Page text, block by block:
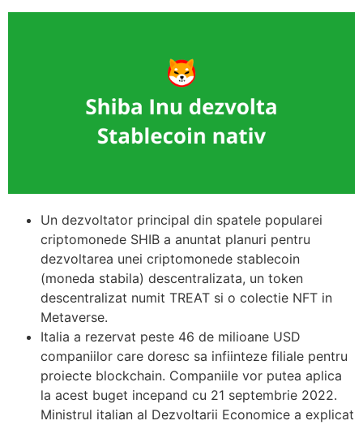
Un dezvoltator principal din spatele popularei
criptomonede SHIB a anuntat planuri pentru
dezvoltarea unei criptomonede stablecoin
(moneda stabila) descentralizata, un token
descentralizat numit TREAT si o colectie NFT in
Metaverse.
Italia a rezervat peste 46 de milioane USD
companiilor care doresc sa infiinteze filiale pentru
proiecte blockchain. Companiile vor putea aplica
la acest buget incepand cu 21 septembrie 2022.
Ministrul italian al Dezvoltarii Economice a explicat